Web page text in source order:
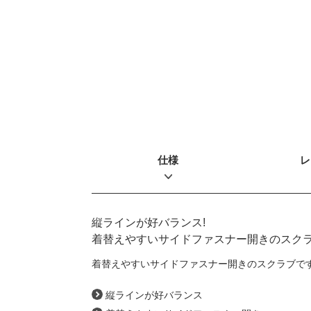
仕様
縦ラインが好バランス!
着替えやすいサイドファスナー開きのスク
着替えやすいサイドファスナー開きのスクラブで
縦ラインが好バランス